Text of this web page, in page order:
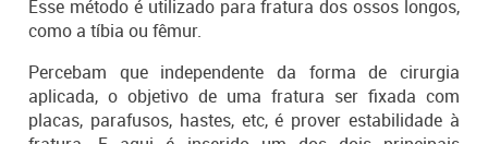
Esse método é utilizado para fratura dos ossos longos,
como a tíbia ou fêmur.
Percebam que independente da forma de cirurgia
aplicada, o objetivo de uma fratura ser fixada com
placas, parafusos, hastes, etc, é prover estabilidade à